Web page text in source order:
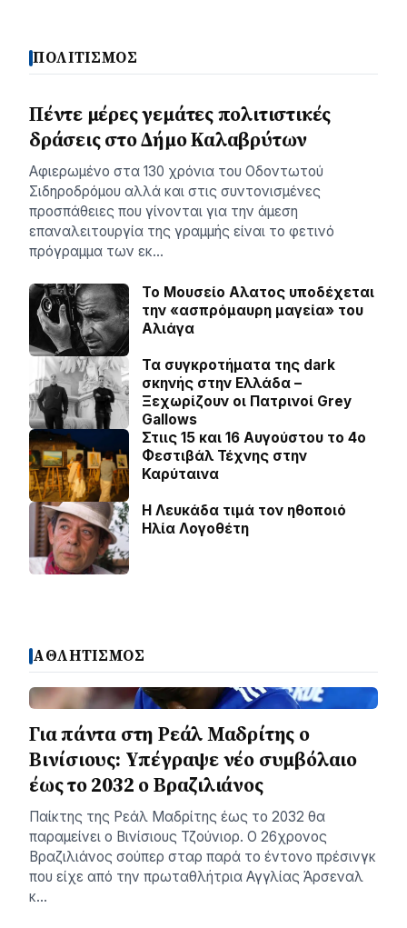
ΠΟΛΙΤΙΣΜΟΣ
Πέντε μέρες γεμάτες πολιτιστικές
δράσεις στο Δήμο Καλαβρύτων
Αφιερωμένο στα 130 χρόνια του Οδοντωτού
Σιδηροδρόμου αλλά και στις συντονισμένες
προσπάθειες που γίνονται για την άμεση
επαναλειτουργία της γραμμής είναι το φετινό
πρόγραμμα των εκ…
Το Μουσείο Αλατος υποδέχεται
την «ασπρόμαυρη μαγεία» του
Αλιάγα
Τα συγκροτήματα της dark
σκηνής στην Ελλάδα –
Ξεχωρίζουν οι Πατρινοί Grey
Gallows
Στιις 15 και 16 Αυγούστου το 4ο
Φεστιβάλ Τέχνης στην
Καρύταινα
Η Λευκάδα τιμά τον ηθοποιό
Ηλία Λογοθέτη
ΑΘΛΗΤΙΣΜΟΣ
Για πάντα στη Ρεάλ Μαδρίτης ο
Βινίσιους: Yπέγραψε νέο συμβόλαιο
έως το 2032 ο Βραζιλιάνος
Παίκτης της Ρεάλ Μαδρίτης έως το 2032 θα
παραμείνει ο Βινίσιους Τζούνιορ. Ο 26χρονος
Βραζιλιάνος σούπερ σταρ παρά το έντονο πρέσινγκ
που είχε από την πρωταθλήτρια Αγγλίας Άρσεναλ
κ…